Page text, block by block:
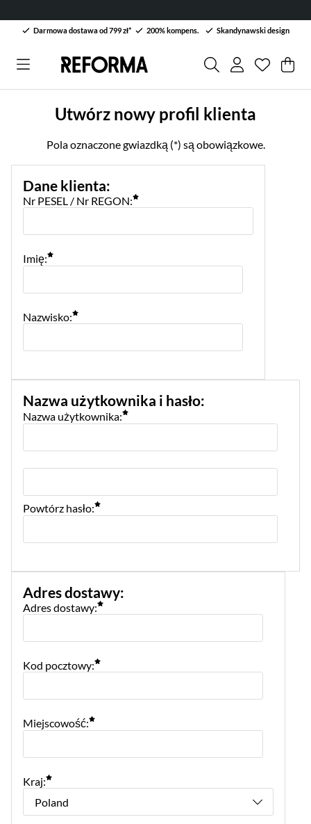
Darmowa dostawa od 799 zł* 200% kompens. Skandynawski design
Lista
Liczba w
. .
Utwórz nowy profil klienta
Pola oznaczone gwiazdką (*) są obowiązkowe.
Dane klienta:
Nr PESEL / Nr REGON:
Imię:
Nazwisko:
Nazwa użytkownika i hasło:
Nazwa użytkownika:
Powtórz hasło:
Adres dostawy:
Adres dostawy:
Kod pocztowy:
Miejscowość:
Kraj: